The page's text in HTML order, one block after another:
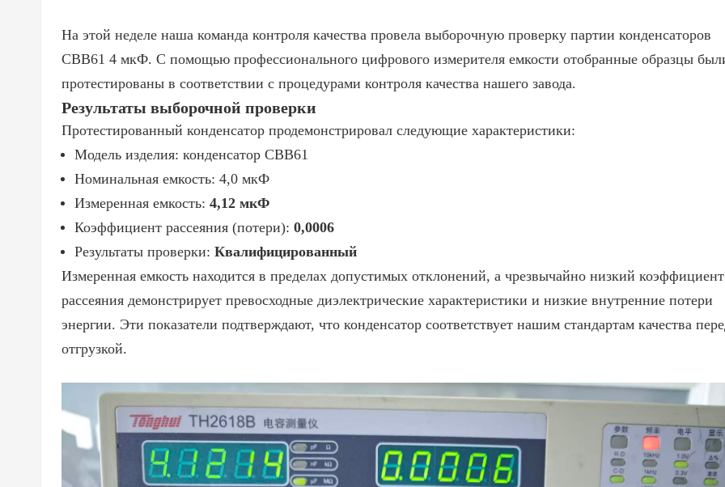
На этой неделе наша команда контроля качества провела выборочную проверку партии конденсаторов
CBB61 4 мкФ. С помощью профессионального цифрового измерителя емкости отобранные образцы
протестированы в соответствии с процедурами контроля качества нашего завода.
Результаты выборочной проверки
Протестированный конденсатор продемонстрировал следующие характеристики:
Модель изделия: конденсатор CBB61
Номинальная емкость: 4,0 мкФ
Измеренная емкость: 4,12 мкФ
Коэффициент рассеяния (потери): 0,0006
Результаты проверки: Квалифицированный
Измеренная емкость находится в пределах допустимых отклонений, а чрезвычайно низкий коэффициент
рассеяния демонстрирует превосходные диэлектрические характеристики и низкие внутренние потери
энергии. Эти показатели подтверждают, что конденсатор соответствует нашим стандартам качества
отгрузкой.